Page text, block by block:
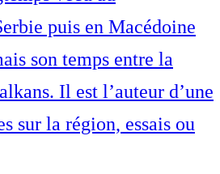
puis en Macédoine
son temps entre la
Il est l’auteur d’une
sur la région, essais ou